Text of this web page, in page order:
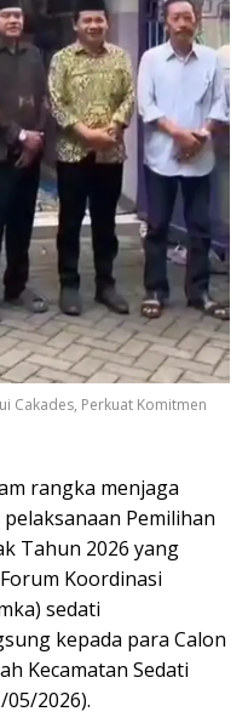
Cakades, Perkuat Komitmen
rangka menjaga
Pemilihan
Tahun 2026 yang
Koordinasi
sedati
kepada para Calon
Kecamatan Sedati
2026).